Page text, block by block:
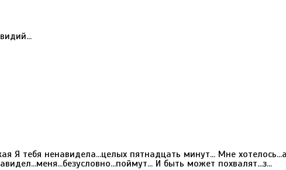
Я тебя ненавидела...целых пятнадцать минут... Мне хотелось...а
И быть может похвалят...з...